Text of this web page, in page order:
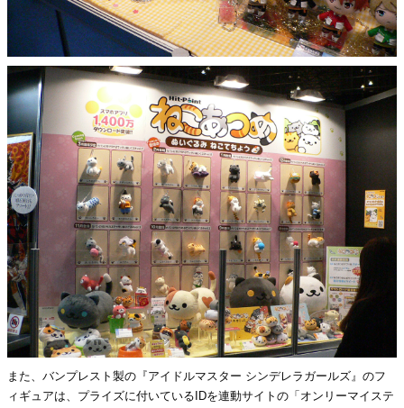
また、バンプレスト製の『アイドルマスター シンデレラガールズ』のフ
ィギュアは、プライズに付いているIDを連動サイトの「オンリーマイステ